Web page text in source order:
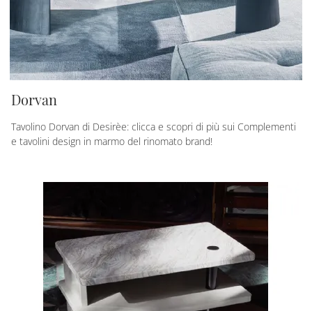
Dorvan
Tavolino Dorvan di Desirèe: clicca e scopri di più sui Complementi
e tavolini design in marmo del rinomato brand!